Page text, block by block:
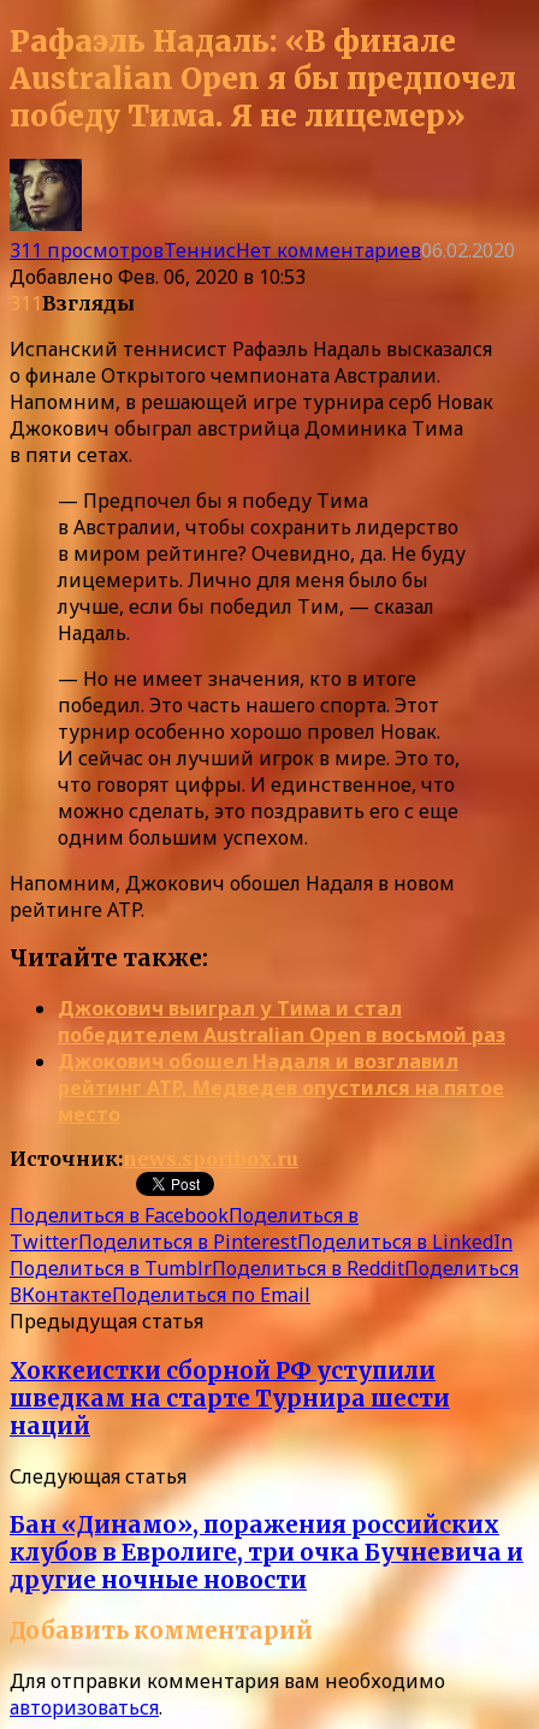
Рафаэль Надаль: «В финале
Australian Open я бы предпочел
победу Тима. Я не лицемер»
311 просмотровТеннисНет комментариев06.02.2020
ДобавленоФев. 06, 2020 в 10:53
311Взгляды
Испанский теннисист Рафаэль Надаль высказался
о финале Открытого чемпионата Австралии.
Напомним, в решающей игре турнира серб Новак
Джокович обыграл австрийца Доминика Тима
в пяти сетах.
— Предпочел бы я победу Тима
в Австралии, чтобы сохранить лидерство
в миром рейтинге? Очевидно, да. Не буду
лицемерить. Лично для меня было бы
лучше, если бы победил Тим, — сказал
Надаль.
— Но не имеет значения, кто в итоге
победил. Это часть нашего спорта. Этот
турнир особенно хорошо провел Новак.
И сейчас он лучший игрок в мире. Это то,
что говорят цифры. И единственное, что
можно сделать, это поздравить его с еще
одним большим успехом.
Напомним, Джокович обошел Надаля в новом
рейтинге ATP.
Читайте также:
Джокович выиграл у Тима и стал
победителем Australian Open в восьмой раз
Джокович обошел Надаля и возглавил
рейтинг ATP, Медведев опустился на пятое
место
Источник:news.sportbox.ru
Поделиться в FacebookПоделиться в
TwitterПоделиться в PinterestПоделиться в LinkedIn
Поделиться в TumblrПоделиться в RedditПоделиться
ВКонтактеПоделиться по Email
Предыдущая статья
Хоккеистки сборной РФ уступили
шведкам на старте Турнира шести
наций
Следующая статья
Бан «Динамо», поражения российских
клубов в Евролиге, три очка Бучневича и
другие ночные новости
Добавить комментарий
Для отправки комментария вам необходимо
авторизоваться.